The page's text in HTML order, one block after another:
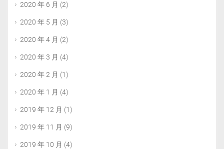
2020 年 6 月 (2)
2020 年 5 月 (3)
2020 年 4 月 (2)
2020 年 3 月 (4)
2020 年 2 月 (1)
2020 年 1 月 (4)
2019 年 12 月 (1)
2019 年 11 月 (9)
2019 年 10 月 (4)